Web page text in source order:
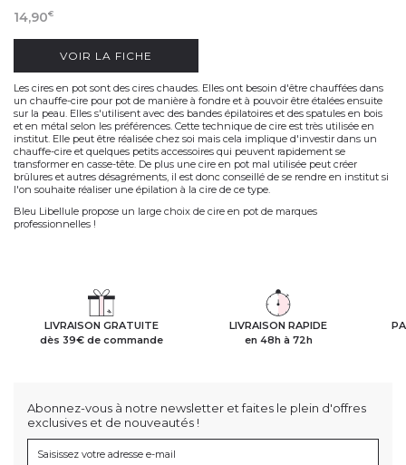
14,90€
VOIR LA FICHE
Les cires en pot sont des cires chaudes. Elles ont besoin d'être chauffées dans
un chauffe-cire pour pot de manière à fondre et à pouvoir être étalées ensuite
sur la peau. Elles s'utilisent avec des bandes épilatoires et des spatules en bois
et en métal selon les préférences. Cette technique de cire est très utilisée en
institut. Elle peut être réalisée chez soi mais cela implique d'investir dans un
chauffe-cire et quelques petits accessoires qui peuvent rapidement se
transformer en casse-tête. De plus une cire en pot mal utilisée peut créer
brûlures et autres désagréments, il est donc conseillé de se rendre en institut si
l'on souhaite réaliser une épilation à la cire de ce type.
Bleu Libellule propose un large choix de cire en pot de marques
professionnelles !
LIVRAISON GRATUITE
dès 39€ de commande
LIVRAISON RAPIDE
en 48h à 72h
Abonnez-vous à notre newsletter et faites le plein d'offres
exclusives et de nouveautés !